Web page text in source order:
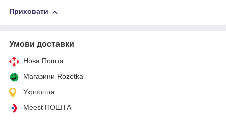
Приховати
Умови доставки
Нова Пошта
Магазини Rozetka
Укрпошта
Meest ПОШТА